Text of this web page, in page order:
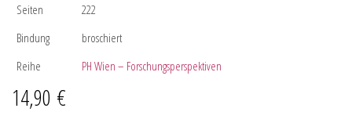
Seiten
222
Bindung
broschiert
Reihe
PH Wien – Forschungsperspektiven
14,90 €